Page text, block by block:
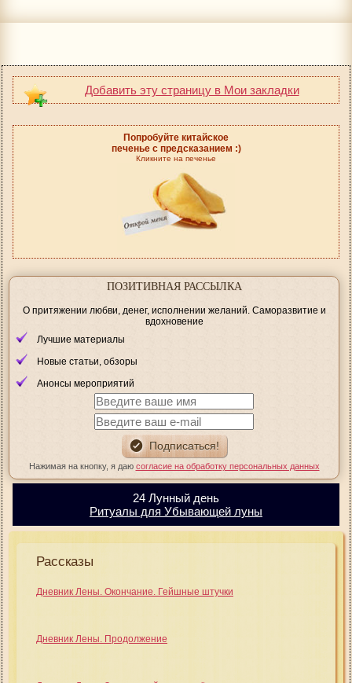
Добавить эту страницу в Мои закладки
Попробуйте китайское
печенье с предсказанием :)
Кликните на печенье
ПОЗИТИВНАЯ РАССЫЛКА
О притяжении любви, денег, исполнении желаний. Саморазвитие и
вдохновение
Лучшие материалы
Новые статьи, обзоры
Анонсы мероприятий
Нажимая на кнопку, я даю согласие на обработку персональных данных
24 Лунный день
Ритуалы для Убывающей луны
Рассказы
Дневник Лены. Окончание. Гейшные штучки
Дневник Лены. Продолжение